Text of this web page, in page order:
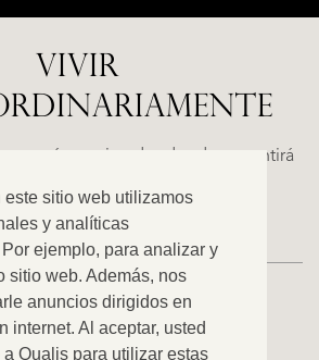
este sitio web utilizamos
y analíticas
ejemplo, para analizar y
sitio web. Además, nos
anuncios dirigidos en
internet. Al aceptar, usted
Qualis para utilizar estas
VIVIR
carácter, situadas donde se sentirá
nuestra oferta exclusiva.
ALICANTE
RUAYA
995.000
NUESTROS ANUNCIOS